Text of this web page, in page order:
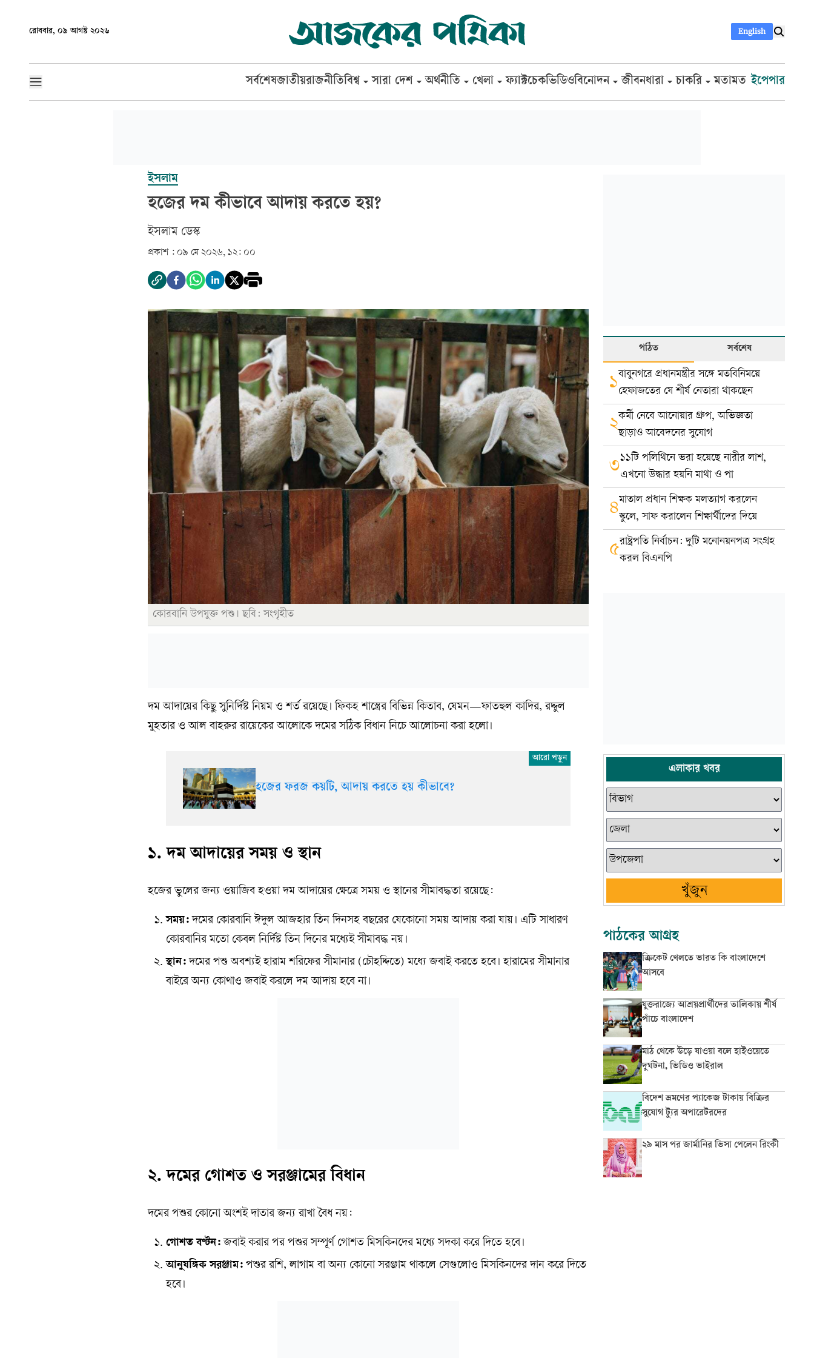
রোববার, ০৯ আগস্ট ২০২৬ English
সর্বশেষজাতীয়রাজনীতিবিশ্ব সারা দেশ অর্থনীতি খেলা ফ্যাক্টচেকভিডিওবিনোদন জীবনধারা চাকরি মতামত ইপেপার
ইসলাম
হজের দম কীভাবে আদায় করতে হয়?
ইসলাম ডেস্ক
প্রকাশ : ০৯ মে ২০২৬, ১২: ০০
কোরবানি উপযুক্ত পশু। ছবি: সংগৃহীত
দম আদায়ের কিছু সুনির্দিষ্ট নিয়ম ও শর্ত রয়েছে। ফিকহ শাস্ত্রের বিভিন্ন কিতাব, যেমন—ফাতহুল কাদির, রদ্দুল
মুহতার ও আল বাহরুর রায়েকের আলোকে দমের সঠিক বিধান নিচে আলোচনা করা হলো।
হজের ফরজ কয়টি, আদায় করতে হয় কীভাবে?
১. দম আদায়ের সময় ও স্থান
হজের ভুলের জন্য ওয়াজিব হওয়া দম আদায়ের ক্ষেত্রে সময় ও স্থানের সীমাবদ্ধতা রয়েছে:
সময়: দমের কোরবানি ঈদুল আজহার তিন দিনসহ বছরের যেকোনো সময় আদায় করা যায়। এটি সাধারণ
কোরবানির মতো কেবল নির্দিষ্ট তিন দিনের মধ্যেই সীমাবদ্ধ নয়।
স্থান: দমের পশু অবশ্যই হারাম শরিফের সীমানার (চৌহদ্দিতে) মধ্যে জবাই করতে হবে। হারামের সীমানার
বাইরে অন্য কোথাও জবাই করলে দম আদায় হবে না।
২. দমের গোশত ও সরঞ্জামের বিধান
দমের পশুর কোনো অংশই দাতার জন্য রাখা বৈধ নয়:
গোশত বণ্টন: জবাই করার পর পশুর সম্পূর্ণ গোশত মিসকিনদের মধ্যে সদকা করে দিতে হবে।
আনুষঙ্গিক সরঞ্জাম: পশুর রশি, লাগাম বা অন্য কোনো সরঞ্জাম থাকলে সেগুলোও মিসকিনদের দান করে দিতে
হবে।
পঠিত সর্বশেষ
১বাবুনগরে প্রধানমন্ত্রীর সঙ্গে মতবিনিময়ে
হেফাজতের যে শীর্ষ নেতারা থাকছেন
২কর্মী নেবে আনোয়ার গ্রুপ, অভিজ্ঞতা
ছাড়াও আবেদনের সুযোগ
৩১১টি পলিথিনে ভরা হয়েছে নারীর লাশ,
এখনো উদ্ধার হয়নি মাথা ও পা
৪মাতাল প্রধান শিক্ষক মলত্যাগ করলেন
স্কুলে, সাফ করালেন শিক্ষার্থীদের দিয়ে
৫রাষ্ট্রপতি নির্বাচন: দুটি মনোনয়নপত্র সংগ্রহ
করল বিএনপি
এলাকার খবর
খুঁজুন
পাঠকের আগ্রহ
ক্রিকেট খেলতে ভারত কি বাংলাদেশে
আসবে
যুক্তরাজ্যে আশ্রয়প্রার্থীদের তালিকায় শীর্ষ
পাঁচে বাংলাদেশ
মাঠ থেকে উড়ে যাওয়া বলে হাইওয়েতে
দুর্ঘটনা, ভিডিও ভাইরাল
বিদেশ ভ্রমণের প্যাকেজ টাকায় বিক্রির
সুযোগ ট্যুর অপারেটরদের
২৯ মাস পর জার্মানির ভিসা পেলেন রিংকী